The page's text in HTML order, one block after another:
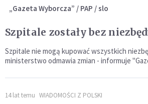
„Gazeta Wyborcza” / PAP / slo
Szpitale zostały bez
Szpitale nie mogą kupować wszystkich
ministerstwo odmawia zmian - informuje
14 lat temu WIADOMOŚCI Z POLSKI